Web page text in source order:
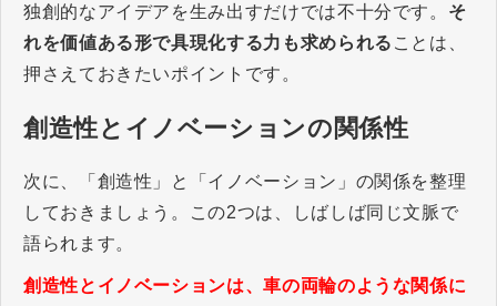
独創的なアイデアを生み出すだけでは不十分です。 そ
れを価値ある形で具現化する力も求められる ことは、
押さえておきたいポイントです。
創造性とイノベーションの関係性
次に、「創造性」と「イノベーション」の関係を整理
しておきましょう。この2つは、しばしば同じ文脈で
語られます。
創造性とイノベーションは、車の両輪のような関係に